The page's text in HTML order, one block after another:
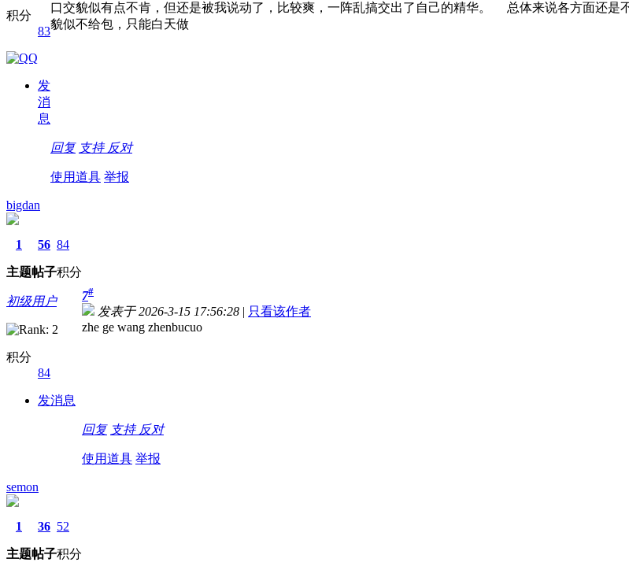
积分
83
发
消
息
口交貌似有点不肯，但还是被我说动了，比较爽，一阵乱搞交出了自己的精华。 总体来说各方面还是
貌似不给包，只能白天做
回复 支持 反对
使用道具 举报
bigdan
1
主题
56
帖子
84
积分
初级用户
积分
84
发消息
7#
发表于 2026-3-15 17:56:28 | 只看该作者
zhe ge wang zhenbucuo
回复 支持 反对
使用道具 举报
semon
1
主题
36
帖子
52
积分